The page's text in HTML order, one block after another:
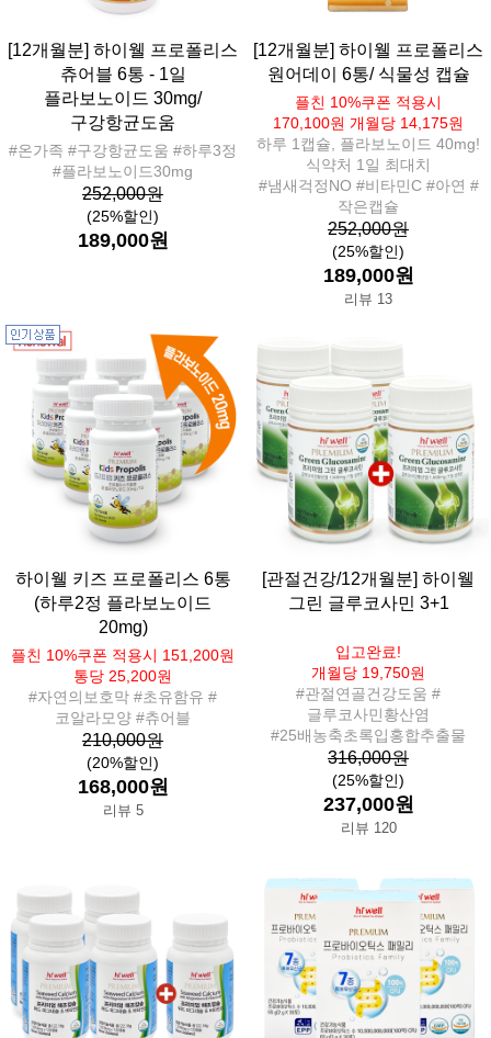
[12개월분] 하이웰 프로폴리스
츄어블 6통 - 1일
플라보노이드 30mg/
구강항균도움
#온가족 #구강항균도움 #하루3정
#플라보노이드30mg
252,000원
(25%할인)
189,000원
[12개월분] 하이웰 프로폴리스
원어데이 6통/ 식물성 캡슐
플친 10%쿠폰 적용시
170,100원 개월당 14,175원
하루 1캡슐, 플라보노이드 40mg!
식약처 1일 최대치
#냄새걱정NO #비타민C #아연 #
작은캡슐
252,000원
(25%할인)
189,000원
리뷰 13
하이웰 키즈 프로폴리스 6통
(하루2정 플라보노이드
20mg)
플친 10%쿠폰 적용시 151,200원
통당 25,200원
#자연의보호막 #초유함유 #
코알라모양 #츄어블
210,000원
(20%할인)
168,000원
리뷰 5
[관절건강/12개월분] 하이웰
그린 글루코사민 3+1
입고완료!
개월당 19,750원
#관절연골건강도움 #
글루코사민황산염
#25배농축초록입홍합추출물
316,000원
(25%할인)
237,000원
리뷰 120